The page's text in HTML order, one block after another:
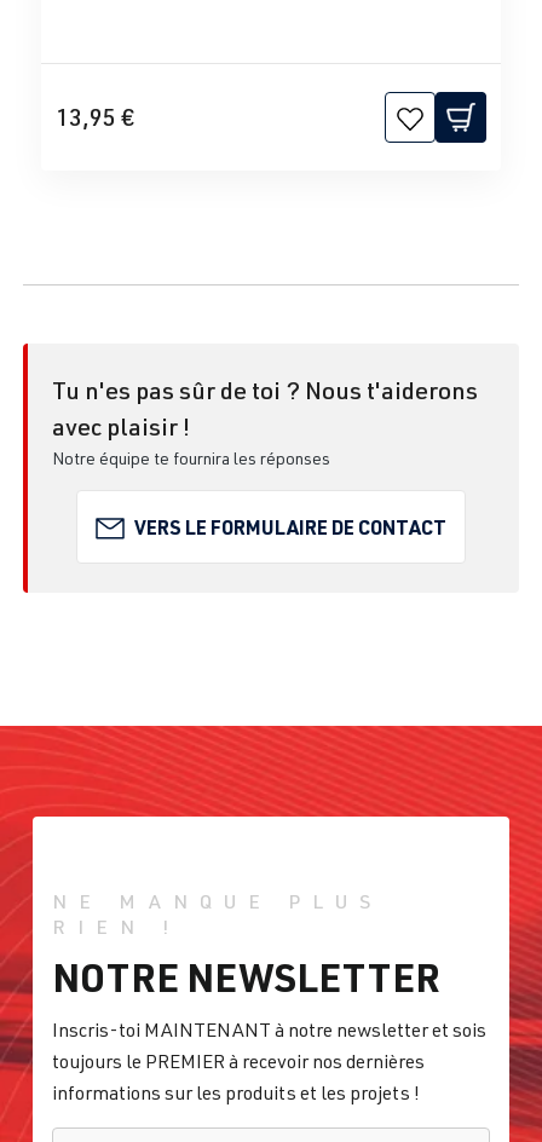
13,95 €
Tu n'es pas sûr de toi ? Nous t'aiderons
avec plaisir !
Notre équipe te fournira les réponses
VERS LE FORMULAIRE DE CONTACT
NE MANQUE PLUS
RIEN !
NOTRE NEWSLETTER
Inscris-toi MAINTENANT à notre newsletter et sois
toujours le PREMIER à recevoir nos dernières
informations sur les produits et les projets !